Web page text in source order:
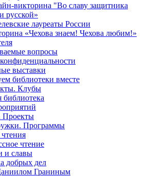
викторина "Во славу защитника
русской»
лауреаты России
«Чехова знаем! Чехова любим!»
вопросы
выставки
библиотеки вместе
Клубы
библиотека
Проекты
Программы
чтение
и славы
добрых дел
Граниным